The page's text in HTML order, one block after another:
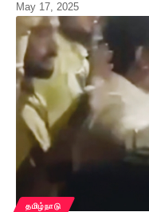
May 17, 2025
தமிழ்நாடு